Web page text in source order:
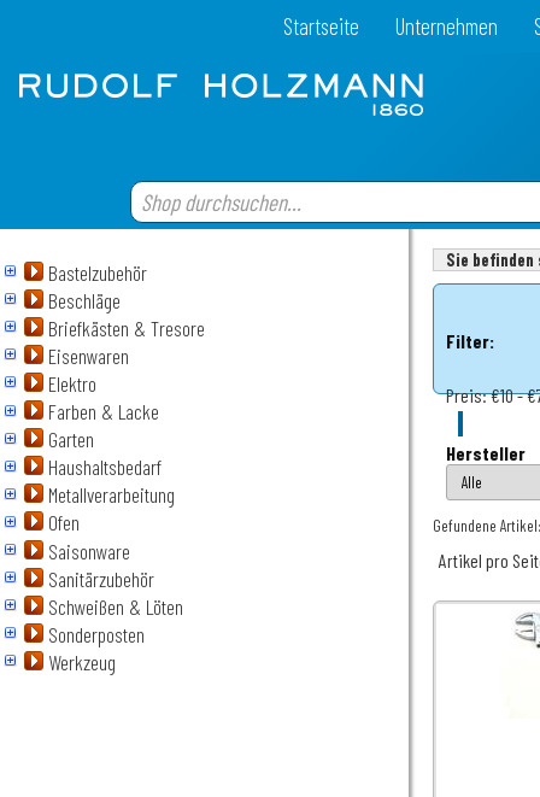
Startseite Unternehmen
Bastelzubehör
Beschläge
Briefkästen & Tresore
Eisenwaren
Elektro
Farben & Lacke
Garten
Haushaltsbedarf
Metallverarbeitung
Ofen
Saisonware
Sanitärzubehör
Schweißen & Löten
Sonderposten
Werkzeug
Sie
Filter:
Preis:€10 -
Hersteller
Gefundene
Artikel pro